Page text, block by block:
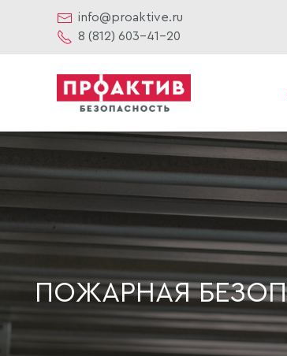
info@proaktive.ru
8 (812) 603-41-20
ПОЖАРНАЯ